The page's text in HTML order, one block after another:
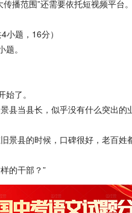
播范围”还需要依托短视频平台。
题，16分）
。
了。
当县长，似乎没有什么突出的
县的时候，口碑很好，老百姓
的干部？”